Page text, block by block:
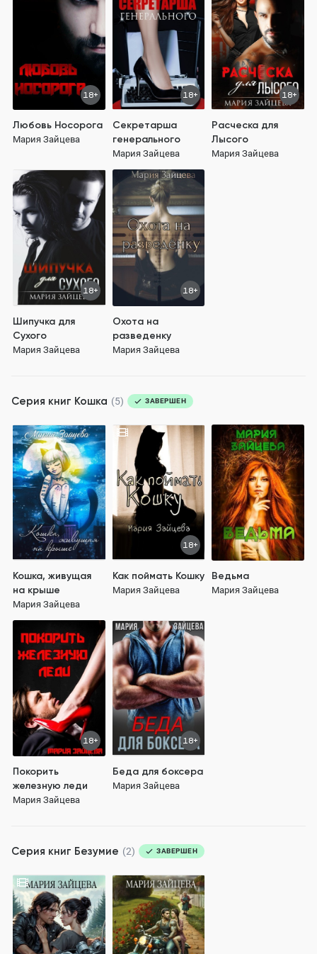
18+
Любовь Носорога
Мария Зайцева
18+
Секретарша
генерального
Мария Зайцева
18+
Расческа для
Лысого
Мария Зайцева
18+
Шипучка для
Сухого
Мария Зайцева
18+
Охота на
разведенку
Мария Зайцева
Серия книг Кошка (5) ЗАВЕРШЕН
Кошка, живущая
на крыше
Мария Зайцева
18+
Как поймать Кошку
Мария Зайцева
Ведьма
Мария Зайцева
18+
Покорить
железную леди
Мария Зайцева
18+
Беда для боксера
Мария Зайцева
Серия книг Безумие (2) ЗАВЕРШЕН